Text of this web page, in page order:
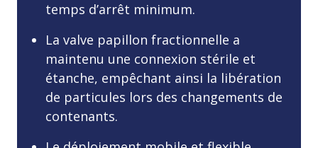
temps d’arrêt minimum.
La valve papillon fractionnelle a
maintenu une connexion stérile et
étanche, empêchant ainsi la libération
de particules lors des changements de
contenants.